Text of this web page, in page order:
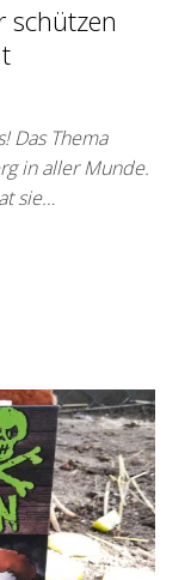
schützen
Das Thema
in aller Munde.
sie…